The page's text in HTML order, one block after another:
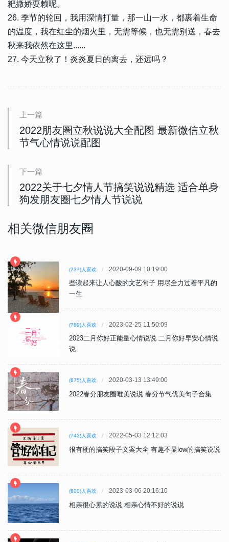
粑撒娇耍赖呢。
26. 季节的轮回，我用深情打量，那一山一水，都裹着生命
的温度，我在红尘的烟火里，无需等候，也无需别送，春去
秋来我依然在这里......
27. 今天立秋了！炎炎夏日的离去，还远吗？
上一篇
2022朋友圈立秋说说大全配图 最新微信立秋
节气心情说说配图
下一篇
2022关于七夕情人节搞笑说说精选 适合单身
狗发朋友圈七夕情人节说说
相关微信朋友圈
(737)人喜欢 2020-09-09 10:19:00
些读起来让人心酸的文艺句子 用尽全力过着平凡的
一生
(789)人喜欢 2023-02-25 11:50:09
2023二月你好正能量心情说说 二月你好早安心情说
说
(675)人喜欢 2020-03-13 13:49:00
2022春分朋友圈唯美说说 春分节气优美句子合集
(743)人喜欢 2022-05-03 12:12:03
很有梗的搞笑段子文案大全 有趣不显low的搞笑说说
(600)人喜欢 2023-03-06 20:16:10
相亲很心累的说说 相亲心情不好的说说